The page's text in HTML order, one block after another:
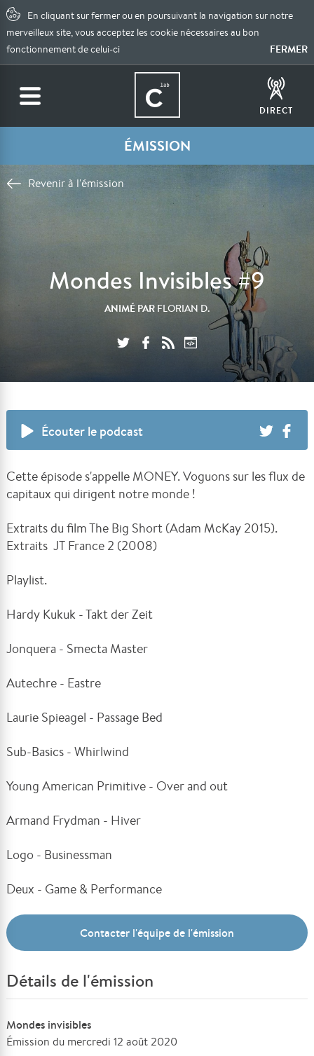
En cliquant sur fermer ou en poursuivant la navigation sur notre
merveilleux site, vous acceptez les cookie nécessaires au bon
fonctionnement de celui-ci
FERMER
DIRECT
ÉMISSION
Revenir à l'émission
Mondes Invisibles #9
ANIMÉ PAR FLORIAN D.
Écouter le podcast
Cette épisode s'appelle MONEY. Voguons sur les flux de
capitaux qui dirigent notre monde !
Extraits du film The Big Short (Adam McKay 2015).
Extraits JT France 2 (2008)
Playlist.
Hardy Kukuk - Takt der Zeit
Jonquera - Smecta Master
Autechre - Eastre
Laurie Spieagel - Passage Bed
Sub-Basics - Whirlwind
Young American Primitive - Over and out
Armand Frydman - Hiver
Logo - Businessman
Deux - Game & Performance
Contacter l'équipe de l'émission
Détails de l'émission
Mondes invisibles
Émission du mercredi 12 août 2020